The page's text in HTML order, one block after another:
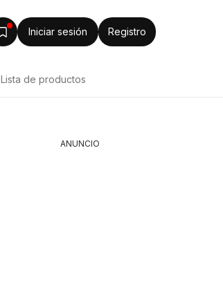
Iniciar sesión Registro
Lista de productos
ANUNCIO